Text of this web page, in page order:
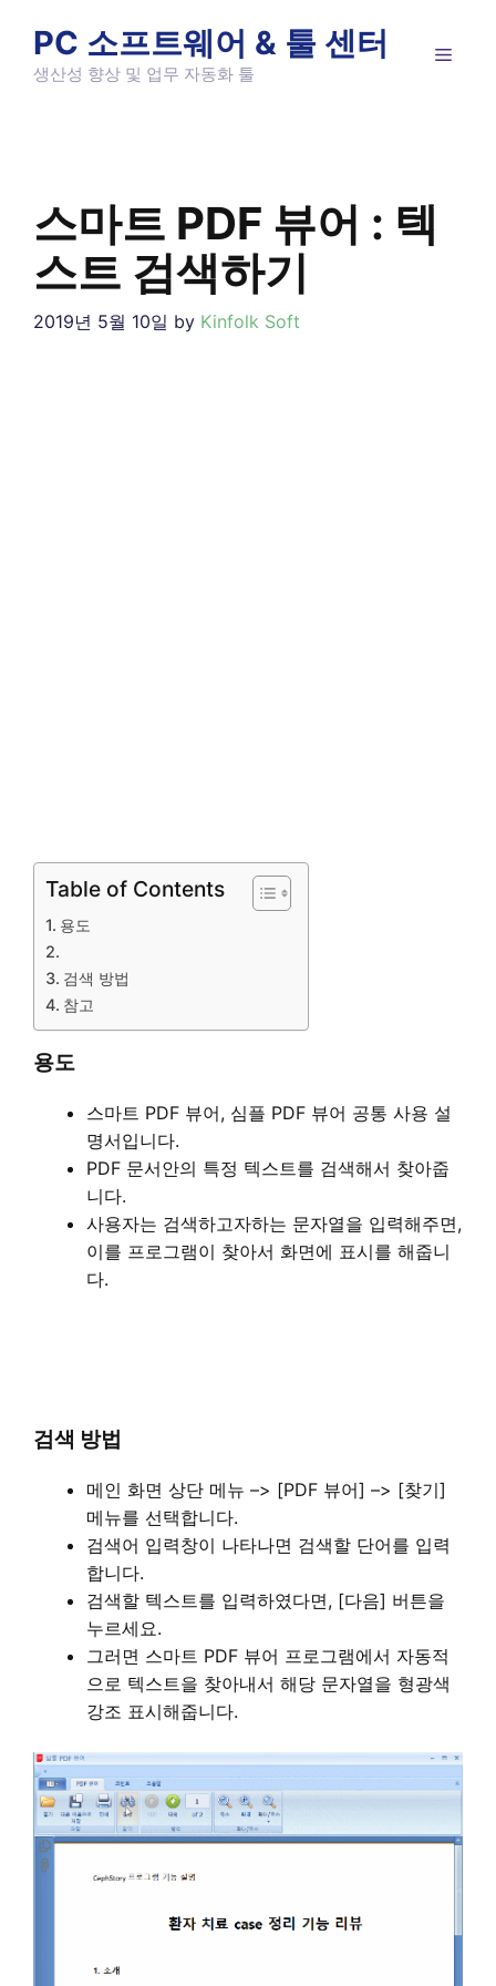
content
PC 소프트웨어 & 툴 센터
생산성 향상 및 업무 자동화 툴
스마트 PDF 뷰어 : 텍
스트 검색하기
2019년 5월 10일 by Kinfolk Soft
Table of Contents
용도
검색 방법
참고
용도
스마트 PDF 뷰어, 심플 PDF 뷰어 공통 사용 설
명서입니다.
PDF 문서안의 특정 텍스트를 검색해서 찾아줍
니다.
사용자는 검색하고자하는 문자열을 입력해주면,
이를 프로그램이 찾아서 화면에 표시를 해줍니
다.
검색 방법
메인 화면 상단 메뉴 –> [PDF 뷰어] –> [찾기]
메뉴를 선택합니다.
검색어 입력창이 나타나면 검색할 단어를 입력
합니다.
검색할 텍스트를 입력하였다면, [다음] 버튼을
누르세요.
그러면 스마트 PDF 뷰어 프로그램에서 자동적
으로 텍스트을 찾아내서 해당 문자열을 형광색
강조 표시해줍니다.